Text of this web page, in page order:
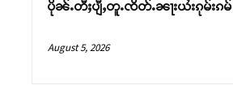
ပိုၼ်ႉတီႈပျီႇတူႉၸိတ်ႉၼႃးယႆးၵုမ်းၵမ်
August 5, 2026